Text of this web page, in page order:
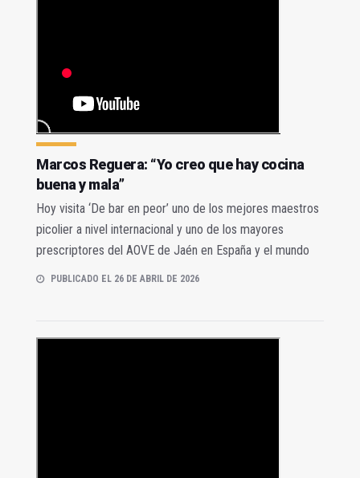
Marcos Reguera: “Yo creo que hay cocina
buena y mala”
Hoy visita ‘De bar en peor’ uno de los mejores maestros
picolier a nivel internacional y uno de los mayores
prescriptores del AOVE de Jaén en España y el mundo
PUBLICADO EL 26 DE ABRIL DE 2026